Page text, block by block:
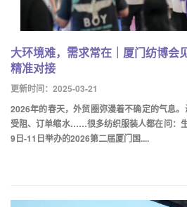
大环境难，需求常在｜厦门纺博会
精准对接
更新时间：2025-03-21
2026年的春天，外贸圈弥漫着不确定的气息
受阻、订单缩水……很多纺织服装人都在问：
9日-11日举办的2026第二届厦门国....